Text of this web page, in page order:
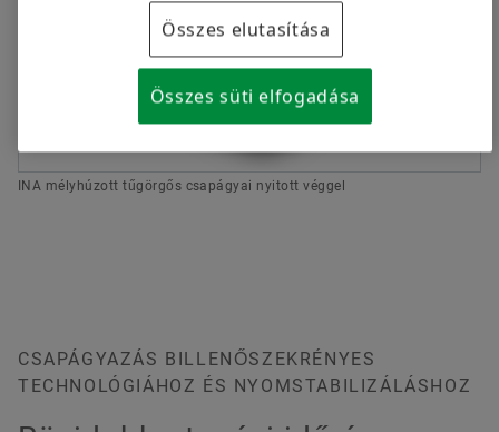
INA mélyhúzott tűgörgős csapágyai nyitott véggel
CSAPÁGYAZÁS BILLENŐSZEKRÉNYES
TECHNOLÓGIÁHOZ ÉS NYOMSTABILIZÁLÁSHOZ
Összes elutasítása
Összes süti elfogadása